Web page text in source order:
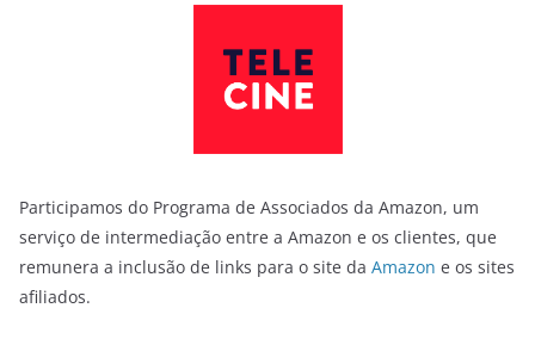
Participamos do Programa de Associados da Amazon, um
serviço de intermediação entre a Amazon e os clientes, que
remunera a inclusão de links para o site da Amazon e os sites
afiliados.